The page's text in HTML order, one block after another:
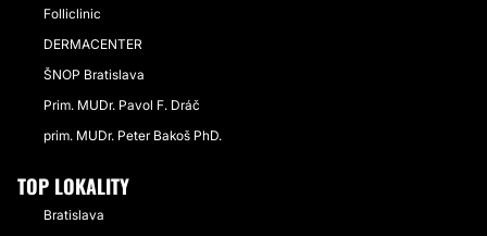
Folliclinic
DERMACENTER
ŠNOP Bratislava
Prim. MUDr. Pavol F. Dráč
prim. MUDr. Peter Bakoš PhD.
TOP LOKALITY
Bratislava